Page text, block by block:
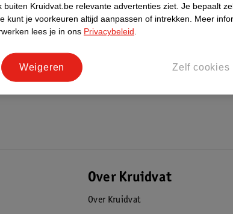
Over Kruidvat
Over Kruidvat
Kruidvat.be relevante advertenties ziet. Je bepaalt
kunt je voorkeuren altijd aanpassen of intrekken.
Meer
lees je in ons Privacybeleid
Zelf cookies
Weigeren